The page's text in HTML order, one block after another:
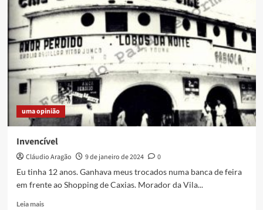
Bento
Vila
Alzira
uma opinião
Invencível
Cláudio Aragão 9 de janeiro de 2024
0
Eu tinha 12 anos. Ganhava meus trocados numa banca de feira
em frente ao Shopping de Caxias. Morador da Vila...
Leia maisRead